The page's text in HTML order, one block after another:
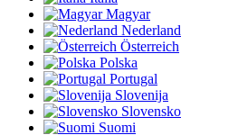
Magyar
Nederland
Österreich
Polska
Portugal
Slovenija
Slovensko
Suomi